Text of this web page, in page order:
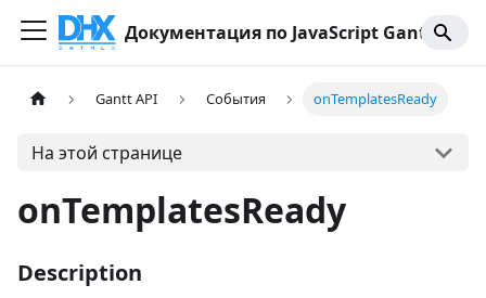
Документация по JavaScript Gantt
Gantt API События onTemplatesReady
На этой странице
onTemplatesReady
Description